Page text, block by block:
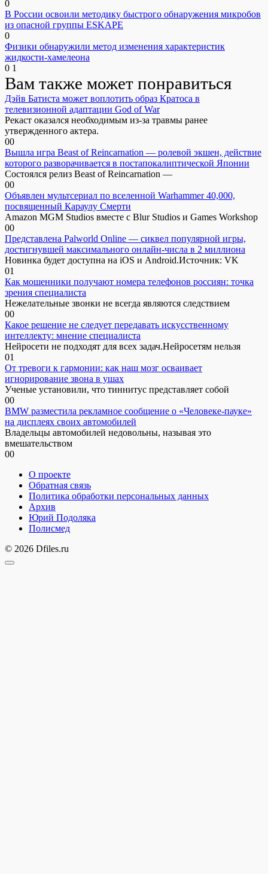
0
В России освоили методику быстрого обнаружения микробов
из опасной группы ESKAPE
0
Физики обнаружили метод изменения характеристик
жидкости-хамелеона
0 1
Вам также может понравиться
Дэйв Батиста может воплотить образ Кратоса в
телевизионной адаптации God of War
Рекаст оказался необходимым из-за травмы ранее
утвержденного актера.
00
Вышла игра Beast of Reincarnation — ролевой экшен, действие
которого разворачивается в постапокалиптической Японии
Состоялся релиз Beast of Reincarnation —
00
Объявлен мультсериал по вселенной Warhammer 40,000,
посвященный Караулу Смерти
Amazon MGM Studios вместе с Blur Studios и Games Workshop
00
Представлена Palworld Online — сиквел популярной игры,
достигнувшей максимального онлайн-числа в 2 миллиона
Новинка будет доступна на iOS и Android.Источник: VK
01
Как мошенники получают номера телефонов россиян: точка
зрения специалиста
Нежелательные звонки не всегда являются следствием
00
Какое решение не следует передавать искусственному
интеллекту: мнение специалиста
Нейросети не подходят для всех задач.Нейросетям нельзя
01
От тревоги к гармонии: как наш мозг осваивает
игнорирование звона в ушах
Ученые установили, что тиннитус представляет собой
00
BMW разместила рекламное сообщение о «Человеке-пауке»
на дисплеях своих автомобилей
Владельцы автомобилей недовольны, называя это
вмешательством
00
О проекте
Обратная связь
Политика обработки персональных данных
Архив
Юрий Подоляка
Полисмед
© 2026 Dfiles.ru